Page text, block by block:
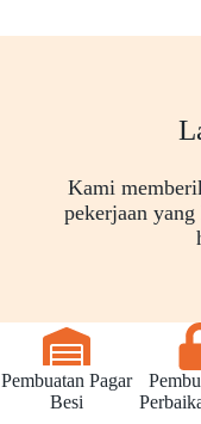
Kami
pekerjaan
Pembuatan Pagar
Besi